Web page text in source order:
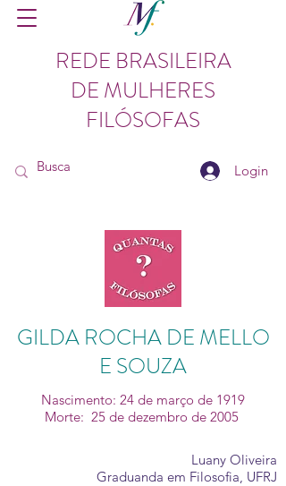
REDE BRASILEIRA
DE MULHERES
FILÓSOFAS
Login
GILDA ROCHA DE MELLO
E SOUZA
Nascimento: 24 de março de 1919
Morte: 25 de dezembro de 2005
Luany Oliveira
Graduanda em Filosofia, UFRJ